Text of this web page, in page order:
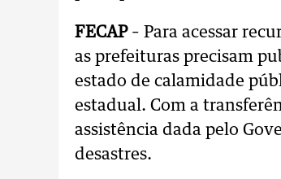
FECAP – Para acessar
as prefeituras precisam
estado de calamidade
estadual. Com a
assistência dada pelo
desastres.